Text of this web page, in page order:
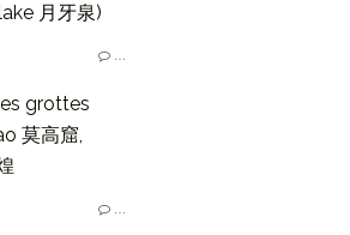
月牙泉)
grottes
莫高窟,